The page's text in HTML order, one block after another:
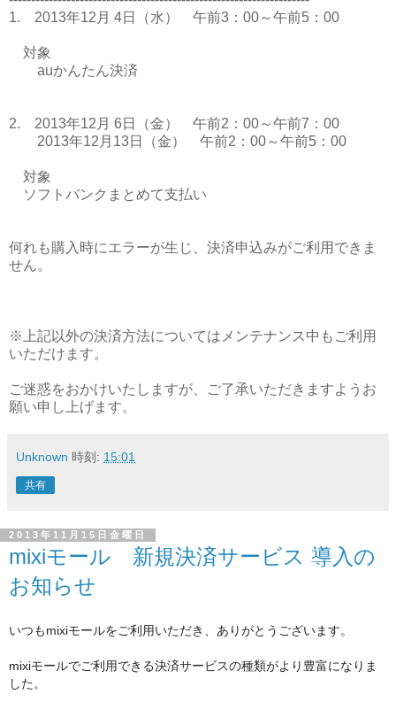
1. 2013年12月 4日（水） 午前3：00～午前5：00
対象
auかんたん決済
2. 2013年12月 6日（金） 午前2：00～午前7：00
2013年12月13日（金） 午前2：00～午前5：00
対象
ソフトバンクまとめて支払い
何れも購入時にエラーが生じ、決済申込みがご利用できま
せん。
※上記以外の決済方法についてはメンテナンス中もご利用
いただけます。
ご迷惑をおかけいたしますが、ご了承いただきますようお
願い申し上げます。
Unknown 時刻: 15:01
共有
2013年11月15日金曜日
mixiモール 新規決済サービス 導入の
お知らせ
いつもmixiモールをご利用いただき、 ありがとうございます。
mixiモールでご利用できる決済サービスの種類がより豊富になりま
した。